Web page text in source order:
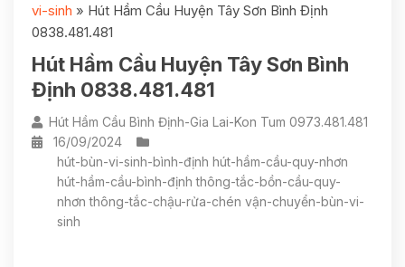
vi-sinh » Hút Hầm Cầu Huyện Tây Sơn Bình Định
0838.481.481
Hút Hầm Cầu Huyện Tây Sơn Bình
Định 0838.481.481
Hút Hầm Cầu Bình Định-Gia Lai-Kon Tum 0973.481.481
16/09/2024
hút-bùn-vi-sinh-bình-định hút-hầm-cầu-quy-nhơn
hút-hầm-cầu-bình-định thông-tắc-bồn-cầu-quy-
nhơn thông-tắc-chậu-rửa-chén vận-chuyển-bùn-vi-
sinh